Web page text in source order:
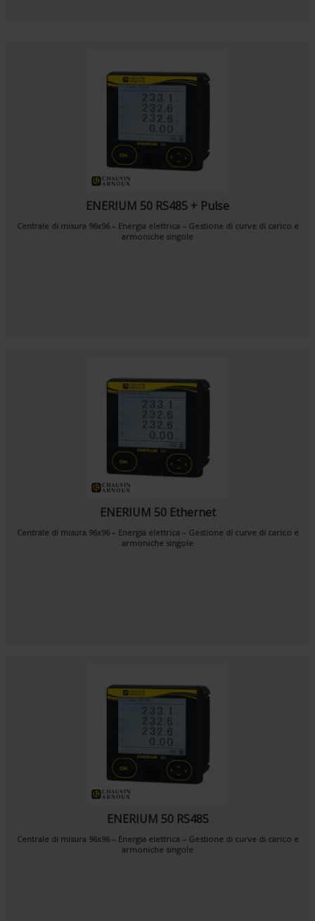
ENERIUM 50 RS485 + Pulse
Centrale di misura 96x96 – Energia elettrica – Gestione di curve di carico e
armoniche singole
ENERIUM 50 Ethernet
Centrale di misura 96x96 – Energia elettrica – Gestione di curve di carico e
armoniche singole
ENERIUM 50 RS485
Centrale di misura 96x96 – Energia elettrica – Gestione di curve di carico e
armoniche singole